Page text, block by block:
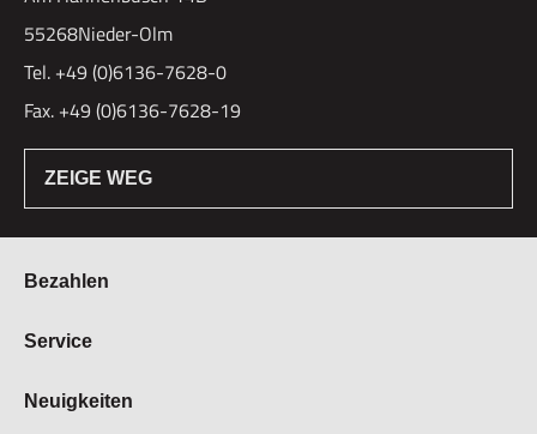
55268Nieder-Olm
Tel. +49 (0)6136-7628-0
Fax. +49 (0)6136-7628-19
ZEIGE WEG
Bezahlen
Bestellung & Zahlung
Vertrag widerrufen
Service
Über Hogetex
Neuigkeiten